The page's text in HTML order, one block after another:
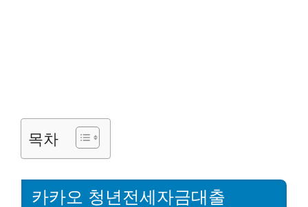
목차
카카오 청년전세자금대출